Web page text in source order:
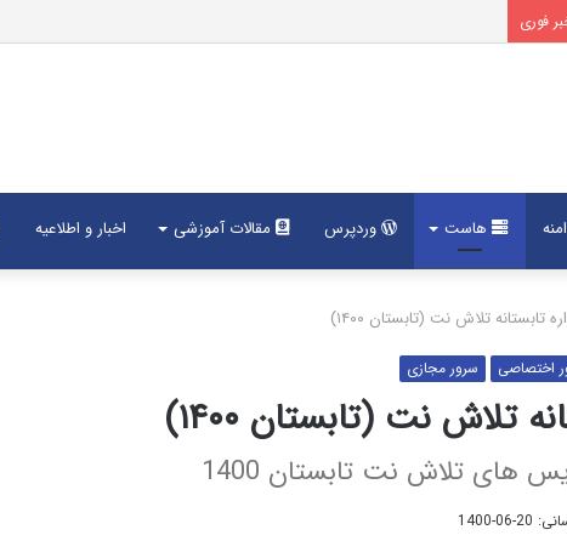
فوری
هاست وردپرس مقالات آموزشی اخبار و اطلاعیه
تابستانه تلاش نت (تابستان ۱۴۰۰)
اختصاصی سرور مجازی
تلاش نت (تابستان ۱۴۰۰)
های تلاش نت تابستان 1400
1400